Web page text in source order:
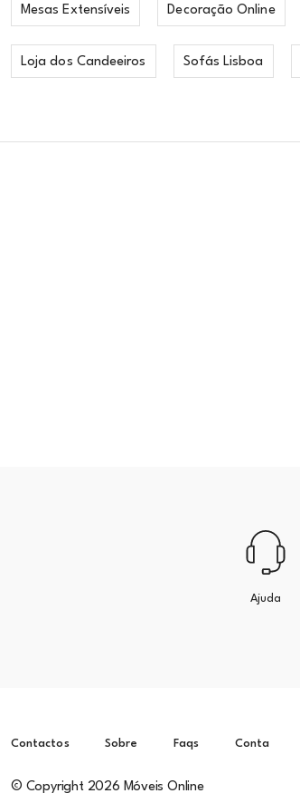
Mesas Extensíveis Decoração Online
Loja dos Candeeiros Sofás Lisboa
Ajuda
Contactos Sobre Faqs Conta
© Copyright 2026 Móveis Online